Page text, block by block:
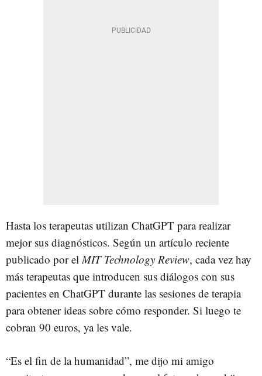
Hasta los terapeutas utilizan ChatGPT para realizar
mejor sus diagnósticos. Según un artículo reciente
publicado por el MIT Technology Review, cada vez hay
más terapeutas que introducen sus diálogos con sus
pacientes en ChatGPT durante las sesiones de terapia
para obtener ideas sobre cómo responder. Si luego te
cobran 90 euros, ya les vale.
“Es el fin de la humanidad”, me dijo mi amigo